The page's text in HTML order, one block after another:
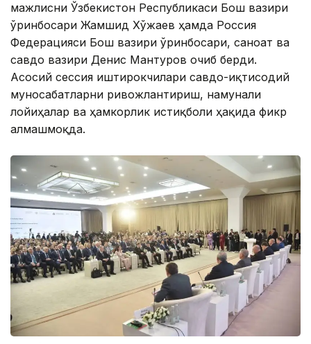
мажлисни Ўзбекистон Республикаси Бош вазири
ўринбосари Жамшид Хўжаев ҳамда Россия
Федерацияси Бош вазири ўринбосари, саноат ва
савдо вазири Денис Мантуров очиб берди.
Асосий сессия иштирокчилари савдо-иқтисодий
муносабатларни ривожлантириш, намунали
лойиҳалар ва ҳамкорлик истиқболи ҳақида фикр
алмашмоқда.